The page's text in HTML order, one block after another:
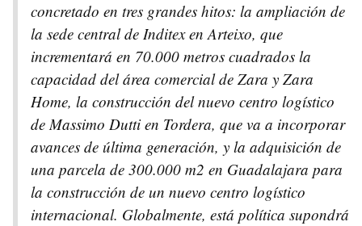
concretado en tres grandes hitos: la ampliación de
la sede central de Inditex en Arteixo, que
incrementará en 70.000 metros cuadrados la
capacidad del área comercial de Zara y Zara
Home, la construcción del nuevo centro logístico
de Massimo Dutti en Tordera, que va a incorporar
avances de última generación, y la adquisición de
una parcela de 300.000 m2 en Guadalajara para
la construcción de un nuevo centro logístico
internacional. Globalmente, está política supondrá